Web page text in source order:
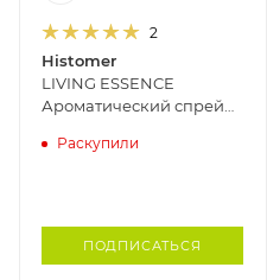
2
Histomer
LIVING ESSENCE
Ароматический спрей
основе натуральных
Раскупили
ПОДПИСАТЬСЯ